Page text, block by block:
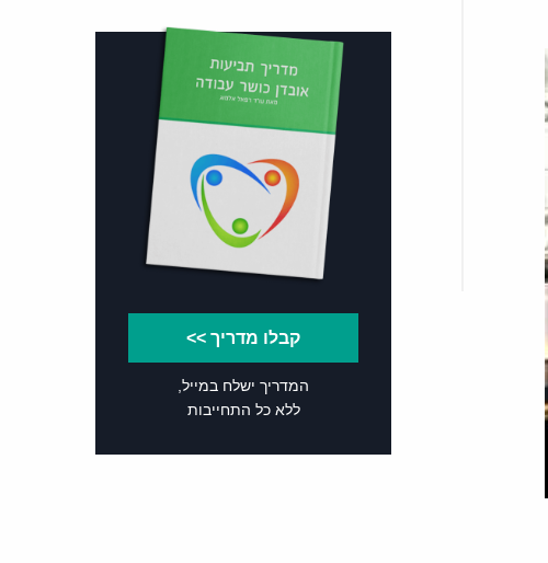
קבלו מדריך >>
המדריך ישלח במייל,
ללא כל התחייבות